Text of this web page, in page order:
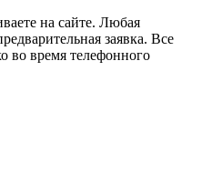
на сайте. Любая
заявка. Все
во время телефонного